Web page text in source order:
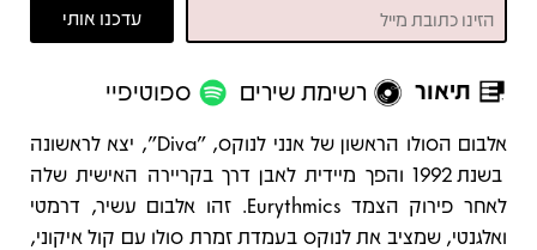
תיאור רשימת שירים ספוטיפיי
תיאור
אלבום הסולו הראשון של אנני לנוקס, "Diva", יצא לראשונה
בשנת 1992 והפך מיידית לאבן דרך בקריירה האישית שלה
לאחר פירוק הצמד Eurythmics. זהו אלבום עשיר, דרמטי
ואלגנטי, שמציב את לנוקס בעמדת זמרת סולו עם קול איקוני,